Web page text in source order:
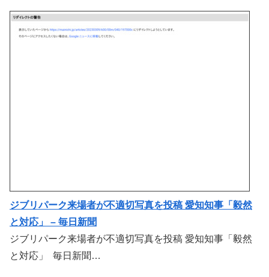
ジブリパーク来場者が不適切写真を投稿 愛知知事「毅然
と対応」 – 毎日新聞
ジブリパーク来場者が不適切写真を投稿 愛知知事「毅然
と対応」 毎日新聞…